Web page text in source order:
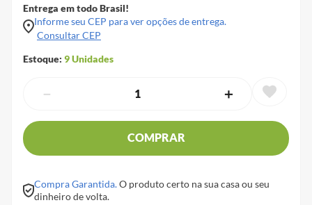
Entrega em todo Brasil!
Informe seu CEP para ver opções de entrega.
Consultar CEP
Estoque: 9Unidades
＋
－
COMPRAR
Compra Garantida.O produto certo na sua casa ou seu
dinheiro de volta.